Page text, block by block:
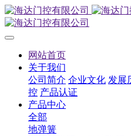
网站首页
关于我们
公司简介 企业文化 发展
控 产品认证
产品中心
全部
地弹簧